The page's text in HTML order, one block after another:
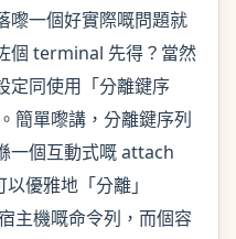
嚟一個好實際嘅問題就
個 terminal 先得？當然
定同使用「分離鍵序
簡單嚟講，分離鍵序列
一個互動式嘅 attach
優雅地「分離」
主機嘅命令列，而個容